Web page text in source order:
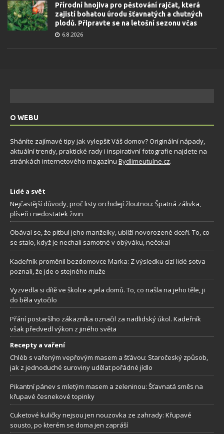
Přírodní hnojiva pro pěstování rajčat, která
zajistí bohatou úrodu šťavnatých a chutných
plodů. Připravte se na letošní sezonu včas
6.8.2026
O WEBU
Sháníte zajímavé tipy jak vylepšit Váš domov? Originální nápady,
aktuální trendy, praktické rady i inspirativní fotografie najdete na
stránkách internetového magazínu Bydlimeutulne.cz.
Lidé a svět
Nejčastější důvody, proč listy orchidejí žloutnou: Špatná zálivka,
plíseň i nedostatek živin
Obával se, že pitbul jeho manželky, ublíží novorozené dceři. To, co
se stalo, když je nechali samotné v obýváku, nečekal
Kadeřník proměnil bezdomovce Marka: Z výsledku cizí lidé sotva
poznali, že jde o stejného muže
Vyzvedla si dítě ve školce a jela domů. To, co našla na jeho těle, ji
do běla vytočilo
Přání postaršího zákazníka označil za nadlidský úkol. Kadeřník
však předvedl výkon z jiného světa
Recepty a vaření
Chléb s vařeným vepřovým masem a šťávou: Staročeský způsob,
jak z jednoduché suroviny udělat pořádné jídlo
Pikantní pánev s mletým masem a zeleninou: Šťavnatá směs na
křupavé česnekové topinky
Cuketové kuličky nejsou jen nouzovka ze zahrady: Křupavé
sousto, po kterém se doma jen zapráší